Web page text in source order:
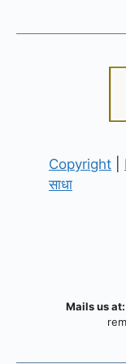
Copyright
साधा
Mails us